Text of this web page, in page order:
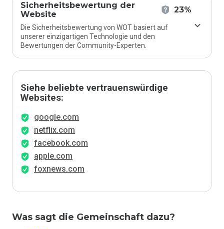
Sicherheitsbewertung der
Website
23%
Die Sicherheitsbewertung von WOT basiert auf
unserer einzigartigen Technologie und den
Bewertungen der Community-Experten.
Siehe beliebte vertrauenswürdige
Websites:
google.com
netflix.com
facebook.com
apple.com
foxnews.com
Was sagt die Gemeinschaft dazu?